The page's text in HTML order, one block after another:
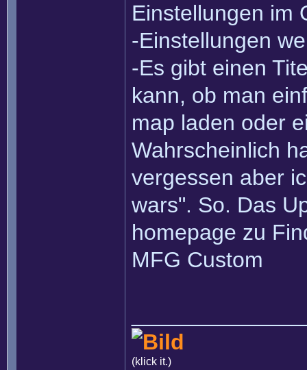
Einstellungen im
-Einstellungen
-Es gibt einen
kann, ob man
map laden oder
Wahrscheinlich
vergessen aber
wars". So. Das
homepage zu
MFG Custom
(klick it.)